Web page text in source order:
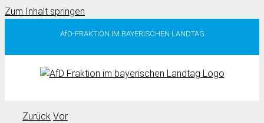
Zum Inhalt springen
AfD-FRAKTION IM BAYERISCHEN LANDTAG
Zurück Vor